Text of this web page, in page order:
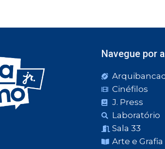
Navegue por
Cinéfilos
J. Press
Laboratório
Sala 33
Arte e Grafia